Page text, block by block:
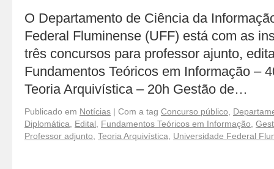
O Departamento de Ciência da
Federal Fluminense (UFF) está com as
três concursos para professor ajunto,
Fundamentos Teóricos em Informação –
Teoria Arquivística – 20h Gestão de…
Publicado em Notícias | Com a tag Concurso público
Diplomática
Edital Fundamentos Teóricos em Informação
Professor adjunto Teoria Arquivística Universidade Federal